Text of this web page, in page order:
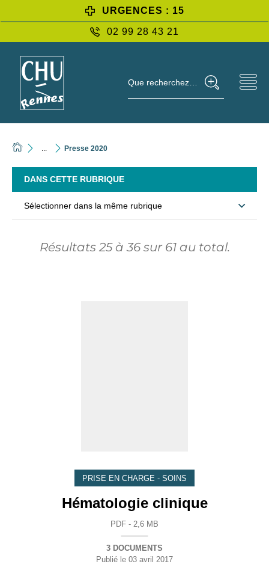
URGENCES : 15
02 99 28 43 21
Que recherchez-vous ?
Presse 2020
DANS CETTE RUBRIQUE
Sélectionner dans la même rubrique
Résultats25 à36 sur 61 au total.
PRISE EN CHARGE - SOINS
Hématologie clinique
PDF - 2,6 MB
3 DOCUMENTS
Publié le 03 avril 2017